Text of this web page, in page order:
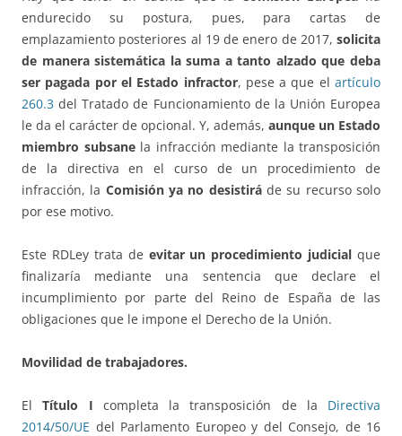
endurecido su postura, pues, para cartas de
emplazamiento posteriores al 19 de enero de 2017, solicita
de manera sistemática la suma a tanto alzado que deba
ser pagada por el Estado infractor, pese a que el artículo
260.3 del Tratado de Funcionamiento de la Unión Europea
le da el carácter de opcional. Y, además, aunque un Estado
miembro subsanela infracción mediante la transposición
de la directiva en el curso de un procedimiento de
infracción, la Comisión ya no desistiráde su recurso solo
por ese motivo.
Este RDLey trata de evitar un procedimiento judicial que
finalizaría mediante una sentencia que declare el
incumplimiento por parte del Reino de España de las
obligaciones que le impone el Derecho de la Unión.
Movilidad de trabajadores.
ElTítulo I completa la transposición de la Directiva
2014/50/UE del Parlamento Europeo y del Consejo, de 16